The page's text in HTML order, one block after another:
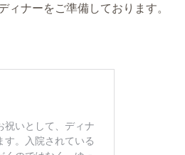
ナーをご準備しております。